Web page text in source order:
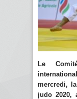
Le
mercredi,
judo 2020,